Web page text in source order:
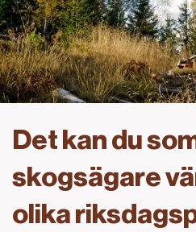
Det kan du
skogsägare
olika